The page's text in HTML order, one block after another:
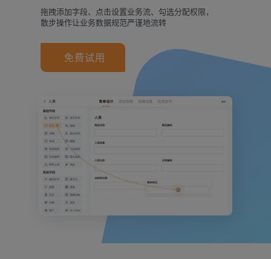
拖拽添加字段、点击设置业务流、勾选分配权限，
散步操作让业务数据规范严谨地流转
免费试用